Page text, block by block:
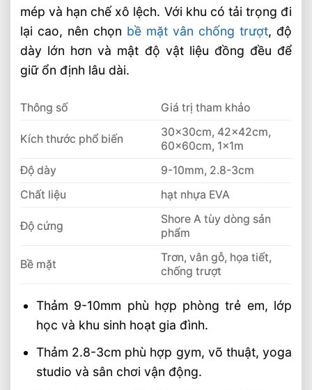
mép và hạn chế xô lệch. Với khu có tải trọng đi
lại cao, nên chọn bề mặt vân chống trượt, độ
dày lớn hơn và mật độ vật liệu đồng đều để
giữ ổn định lâu dài.
Thông số Giá trị tham khảo
Kích thước phổ biến
30x30cm, 42x42cm,
60x60cm, 1x1m
Độ dày
9-10mm, 2.8-3cm
Chất liệu
hạt nhựa EVA
Độ cứng
Shore A tùy dòng sản
phẩm
Bề mặt
Trơn, vân gỗ, họa tiết,
chống trượt
Thảm 9-10mm phù hợp phòng trẻ em, lớp
học và khu sinh hoạt gia đình.
Thảm 2.8-3cm phù hợp gym, võ thuật, yoga
studio và sân chơi vận động.